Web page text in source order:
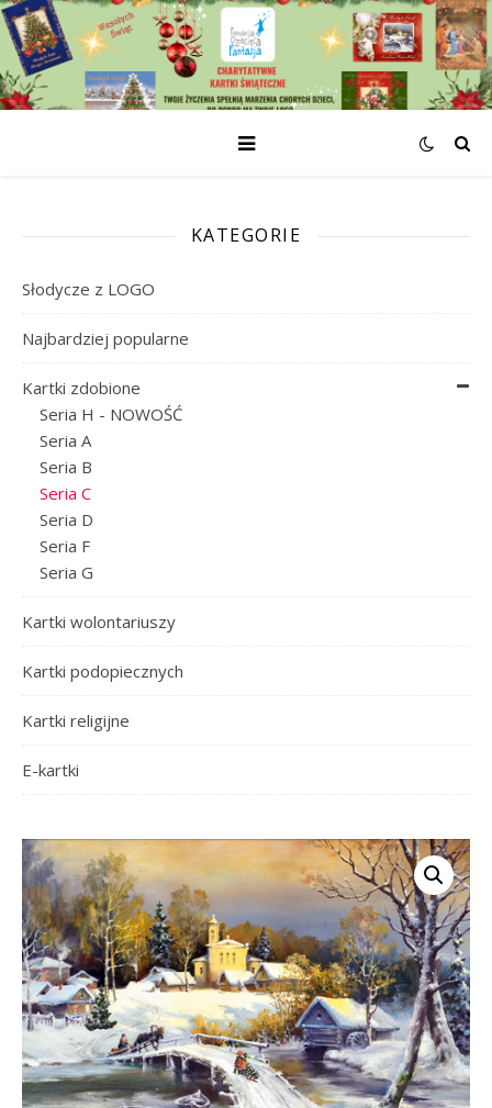
KATEGORIE
Słodycze z LOGO
Najbardziej popularne
Kartki zdobione
Seria H - NOWOŚĆ
Seria A
Seria B
Seria C
Seria D
Seria F
Seria G
Kartki wolontariuszy
Kartki podopiecznych
Kartki religijne
E-kartki